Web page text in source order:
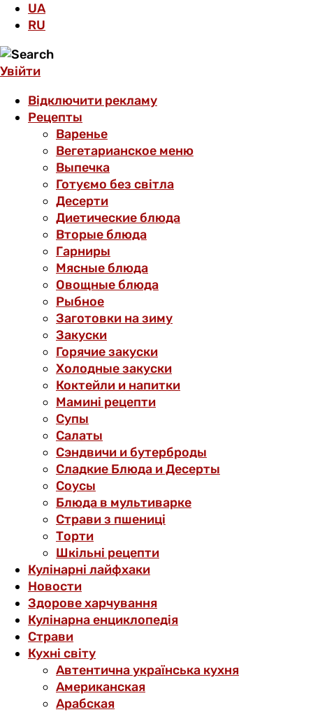
UA
RU
Увійти
Відключити рекламу
Рецепты
Варенье
Вегетарианское меню
Выпечка
Готуємо без світла
Десерти
Диетические блюда
Вторые блюда
Гарниры
Мясные блюда
Овощные блюда
Рыбное
Заготовки на зиму
Закуски
Горячие закуски
Холодные закуски
Коктейли и напитки
Мамині рецепти
Супы
Салаты
Сэндвичи и бутерброды
Сладкие Блюда и Десерты
Соусы
Блюда в мультиварке
Страви з пшениці
Торти
Шкільні рецепти
Кулінарні лайфхаки
Новости
Здорове харчування
Кулінарна енциклопедія
Страви
Кухні світу
Автентична українська кухня
Американская
Арабская